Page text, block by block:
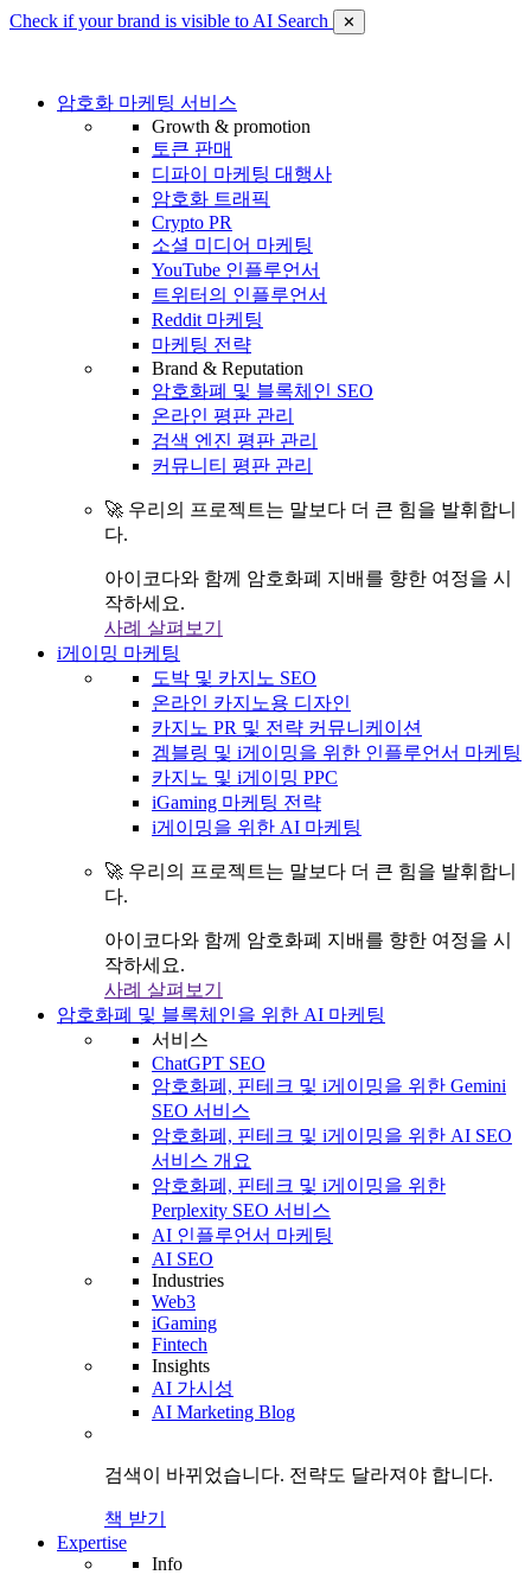
Check if your brand is visible to AI Search ✕
암호화 마케팅 서비스
Growth & promotion
토큰 판매
디파이 마케팅 대행사
암호화 트래픽
Crypto PR
소셜 미디어 마케팅
YouTube 인플루언서
트위터의 인플루언서
Reddit 마케팅
마케팅 전략
Brand & Reputation
암호화폐 및 블록체인 SEO
온라인 평판 관리
검색 엔진 평판 관리
커뮤니티 평판 관리
🚀 우리의 프로젝트는 말보다 더 큰 힘을 발휘합니
다.
아이코다와 함께 암호화폐 지배를 향한 여정을 시
작하세요.
사례 살펴보기
i게이밍 마케팅
도박 및 카지노 SEO
온라인 카지노용 디자인
카지노 PR 및 전략 커뮤니케이션
겜블링 및 i게이밍을 위한 인플루언서 마케팅
카지노 및 i게이밍 PPC
iGaming 마케팅 전략
i게이밍을 위한 AI 마케팅
🚀 우리의 프로젝트는 말보다 더 큰 힘을 발휘합니
다.
아이코다와 함께 암호화폐 지배를 향한 여정을 시
작하세요.
사례 살펴보기
암호화폐 및 블록체인을 위한 AI 마케팅
서비스
ChatGPT SEO
암호화폐, 핀테크 및 i게이밍을 위한 Gemini
SEO 서비스
암호화폐, 핀테크 및 i게이밍을 위한 AI SEO
서비스 개요
암호화폐, 핀테크 및 i게이밍을 위한
Perplexity SEO 서비스
AI 인플루언서 마케팅
AI SEO
Industries
Web3
iGaming
Fintech
Insights
AI 가시성
AI Marketing Blog
검색이 바뀌었습니다. 전략도 달라져야 합니다.
책 받기
Expertise
Info